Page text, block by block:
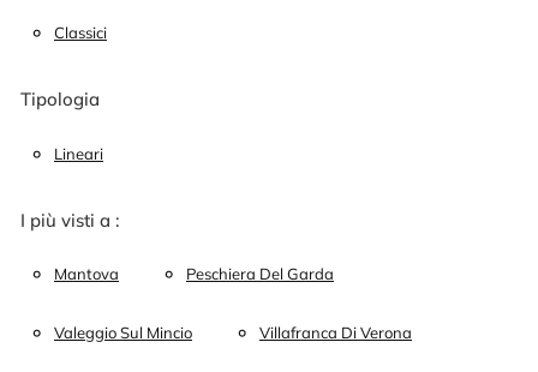
Classici
Tipologia
Lineari
I più visti a :
Mantova Peschiera Del Garda
Valeggio Sul Mincio Villafranca Di Verona